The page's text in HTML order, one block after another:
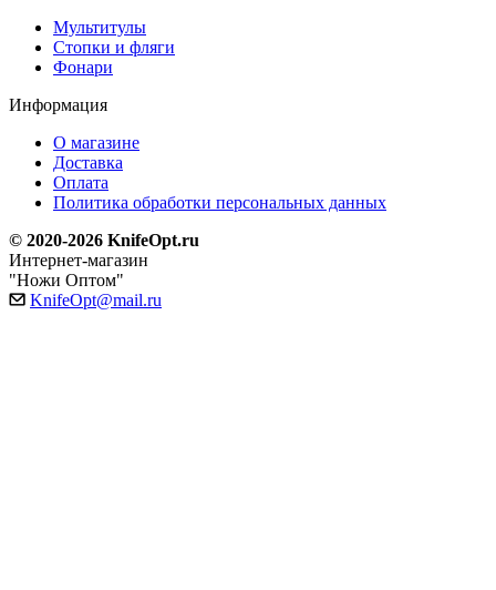
Мультитулы
Стопки и фляги
Фонари
Информация
О магазине
Доставка
Оплата
Политика обработки персональных данных
© 2020-2026 KnifeOpt.ru
Интернет-магазин
"Ножи Оптом"
KnifeOpt@mail.ru